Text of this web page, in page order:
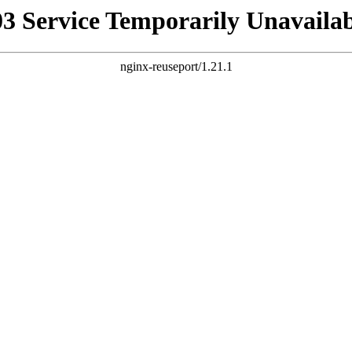
Service Temporarily
nginx-reuseport/1.21.1